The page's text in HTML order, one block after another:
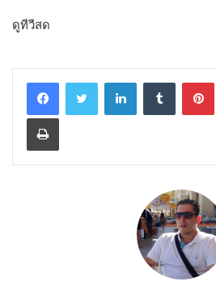
ดูทีวีสด
LinkedInTumblr
Print